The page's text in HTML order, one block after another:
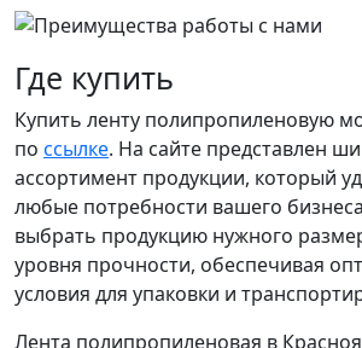
Где купить
Купить ленту полипропиленовую
по ссылке. На сайте представлен
ассортимент продукции, который
любые потребности вашего
выбрать продукцию нужного
уровня прочности, обеспечивая
условия для упаковки и
Лента полипропиленовая в